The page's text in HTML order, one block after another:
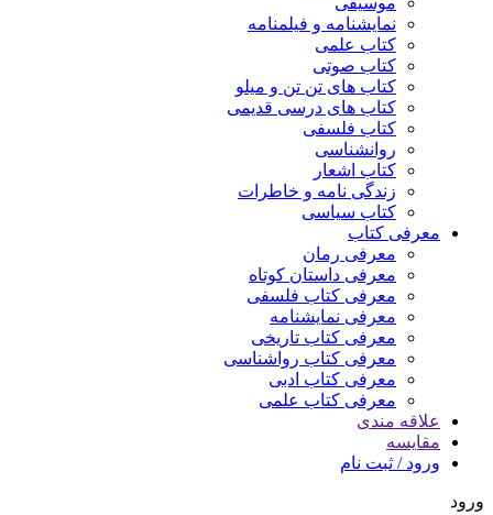
نمایشنامه و فیلمنامه
کتاب علمی
کتاب صوتی
کتاب های تن تن و میلو
کتاب های درسی قدیمی
کتاب فلسفی
روانشناسی
کتاب اشعار
زندگی نامه و خاطرات
کتاب سیاسی
معرفی کتاب
معرفی رمان
معرفی داستان کوتاه
معرفی کتاب فلسفی
معرفی نمایشنامه
معرفی کتاب تاریخی
معرفی کتاب رواشناسی
معرفی کتاب ادبی
معرفی کتاب علمی
علاقه مندی
مقایسه
ورود / ثبت نام
ورود